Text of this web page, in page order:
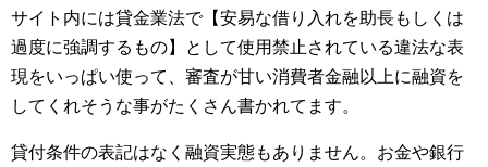
サイト内には貸金業法で【安易な借り入れを助長もしくは
過度に強調するもの】として使用禁止されている違法な表
現をいっぱい使って、審査が甘い消費者金融以上に融資を
してくれそうな事がたくさん書かれてます。
貸付条件の表記はなく融資実態もありません。お金や銀行